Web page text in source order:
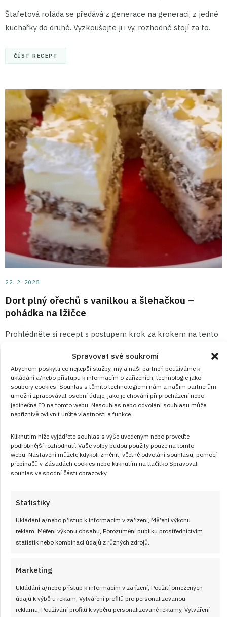
Spravovat své soukromí
Abychom poskytli co nejlepší služby, my a naši partneři používáme k
ukládání a/nebo přístupu k informacím o zařízeních, technologie jako
soubory cookies. Souhlas s těmito technologiemi nám a našim partnerům
umožní zpracovávat osobní údaje, jako je chování při procházení nebo
jedinečná ID na tomto webu. Nesouhlas nebo odvolání souhlasu může
nepříznivě ovlivnit určité vlastnosti a funkce.
Kliknutím níže vyjádřete souhlas s výše uvedeným nebo proveďte
podrobnější rozhodnutí. Vaše volby budou použity pouze na tomto
webu. Nastavení můžete kdykoli změnit, včetně odvolání souhlasu, pomocí
přepínačů v Zásadách cookies nebo kliknutím na tlačítko Spravovat
souhlas ve spodní části obrazovky.
Statistiky
Ukládání a/nebo přístup k informacím v zařízení, Měření výkonu
reklam, Měření výkonu obsahu, Porozumění publiku prostřednictvím
statistik nebo kombinací údajů z různých zdrojů.
Marketing
Ukládání a/nebo přístup k informacím v zařízení, Použití omezených
údajů k výběru reklam, Vytváření profilů pro personalizovanou
reklamu, Používání profilů k výběru personalizované reklamy, Vytváření
Štafetová roláda se předává z generace na generaci, z jedné
kuchařky do druhé. Vyzkoušejte ji i vy, rozhodně stojí za to.
ČÍST RECEPT
22. 2. 2025
Dort plný ořechů s vanilkou a šlehačkou –
pohádka na lžičce
Prohlédněte si recept s postupem krok za krokem na tento
budou olizovat, jak je fantastický, když jej upečete.
ČÍST RECEPT